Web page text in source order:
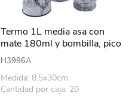
Termo 1L media asa con
mate 180ml y bombilla, pico
cebador, base antideslizante,
Berlina en caja
H3996A
Medida: 8.5x30cm
Cantidad por caja: 20